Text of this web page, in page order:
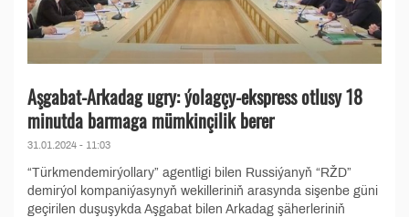
Aşgabat-Arkadag ugry: ýolagçy-ekspress otlusy 18
minutda barmaga mümkinçilik berer
31.01.2024 - 11:03
“Türkmendemirýollary” agentligi bilen Russiýanyň “RŽD”
demirýol kompaniýasynyň wekilleriniň arasynda sişenbe güni
geçirilen duşuşykda Aşgabat bilen Arkadag şäherleriniň